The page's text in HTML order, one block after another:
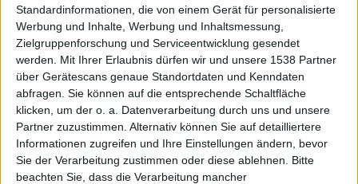
Standardinformationen, die von einem Gerät für personalisierte
Werbung und Inhalte, Werbung und Inhaltsmessung,
Zielgruppenforschung und Serviceentwicklung gesendet
werden.
Mit Ihrer Erlaubnis dürfen wir und unsere 1538 Partner
über Gerätescans genaue Standortdaten und Kenndaten
abfragen. Sie können auf die entsprechende Schaltfläche
klicken, um der o. a. Datenverarbeitung durch uns und unsere
Partner zuzustimmen. Alternativ können Sie auf detailliertere
Informationen zugreifen und Ihre Einstellungen ändern, bevor
Sie der Verarbeitung zustimmen oder diese ablehnen.
Bitte
beachten Sie, dass die Verarbeitung mancher
Die Engländer sind weit davon entfernt,
adrenalingetränkten Alternative Rock im Sinne von FOO
FIGHTERS und Co. zu spielen. Vielmehr ist „Ubiquity“ ein
perfekter Begleiter für triste Herbsttage, die man mit
einem heißen Tee unter einer wärmenden Decke
verbringen möchte. HAUNT THE WOODS liefern immer
wieder Gänsehautmomente („Sleepwalking“). Ganz klar
ein frühes Highlight der Saison.